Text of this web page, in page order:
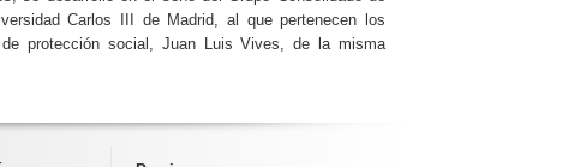
Carlos III de Madrid, al que pertenecen los
protección social, Juan Luis Vives, de la misma